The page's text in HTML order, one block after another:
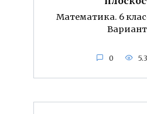
Математика. 6
Вариант
0